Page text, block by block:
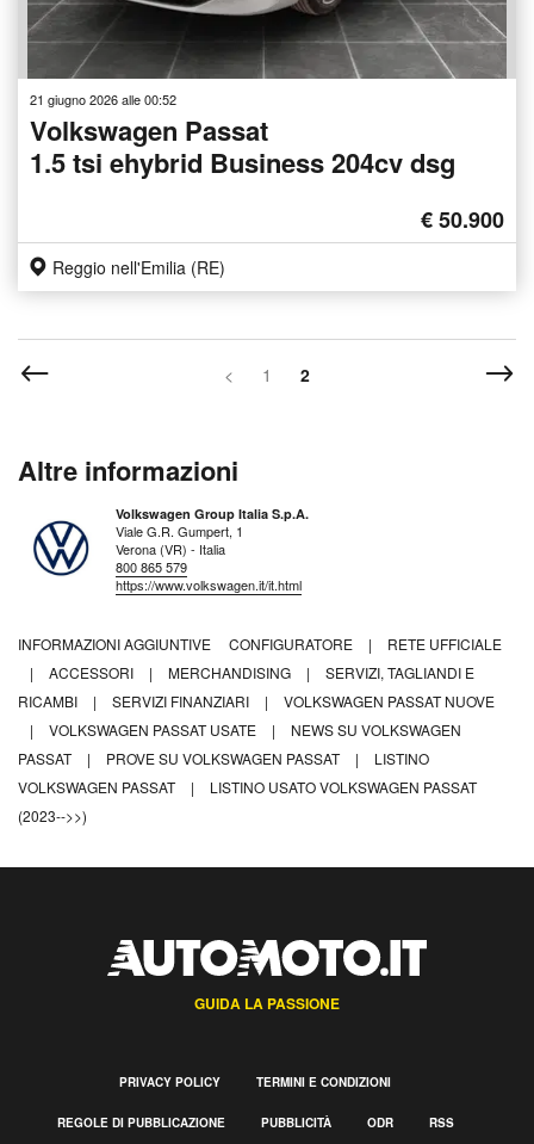
21 giugno 2026 alle 00:52
Volkswagen Passat
1.5 tsi ehybrid Business 204cv dsg
€ 50.900
Reggio nell'Emilia (RE)
< 1 2
Altre informazioni
Volkswagen Group Italia S.p.A.
Viale G.R. Gumpert, 1
Verona (VR) - Italia
800 865 579
https://www.volkswagen.it/it.html
INFORMAZIONI AGGIUNTIVE CONFIGURATORE |
RETE UFFICIALE
|
ACCESSORI | MERCHANDISING |
SERVIZI, TAGLIANDI E
RICAMBI
| SERVIZI FINANZIARI |
VOLKSWAGEN PASSAT NUOVE
|
VOLKSWAGEN PASSAT USATE |
NEWS SU VOLKSWAGEN
PASSAT
| PROVE SU VOLKSWAGEN PASSAT |
LISTINO
VOLKSWAGEN PASSAT
|
LISTINO USATO VOLKSWAGEN PASSAT
(2023-->>)
GUIDA LA PASSIONE
PRIVACY POLICY TERMINI E CONDIZIONI
REGOLE DI PUBBLICAZIONE PUBBLICITÀ ODR RSS